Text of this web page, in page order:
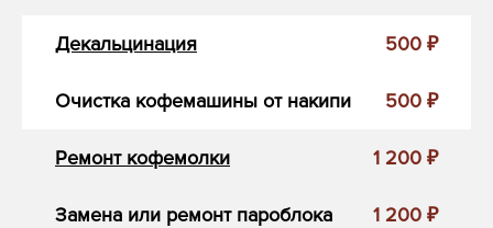
Декальцинация 500 ₽
Очистка кофемашины от накипи 500 ₽
Ремонт кофемолки 1 200 ₽
Замена или ремонт пароблока 1 200 ₽